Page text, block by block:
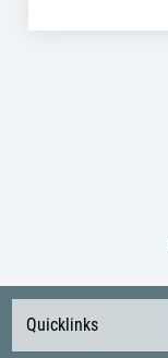
Quicklinks